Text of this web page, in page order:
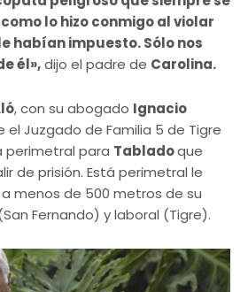
lo hizo conmigo al violar
habían impuesto. Sólo nos
él»,dijo el padre de Carolina.
, con su abogado Ignacio
el Juzgado de Familia 5 de Tigre
perimetral para Tabladoque
de prisión. Está perimetral le
menos de 500 metros de su
Fernando) y laboral (Tigre).